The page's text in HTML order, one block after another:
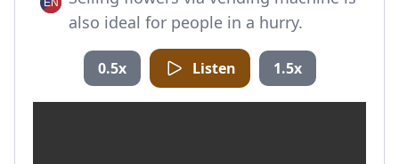
also ideal for people in a hurry.
0.5x Listen 1.5x